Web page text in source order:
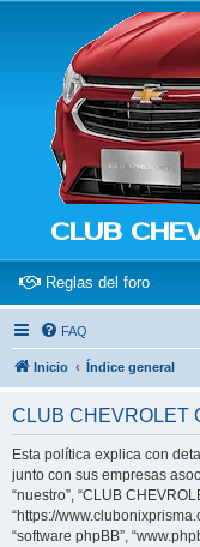
CLUB
Reglas del foro(Opens
FAQ
Inicio Índice general
CLUB CHEVROLET
Esta política explica con
junto con sus empresas
“nuestro”, “CLUB
“https://
“software phpBB”,